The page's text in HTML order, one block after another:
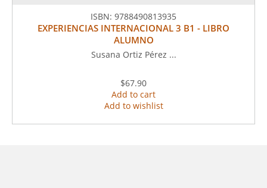
ISBN: 9788490813935
EXPERIENCIAS INTERNACIONAL 3 B1 - LIBRO
ALUMNO
Susana Ortiz Pérez ...
$67.90
Add to cart
Add to wishlist